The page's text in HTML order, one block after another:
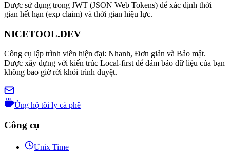
Được sử dụng trong JWT (JSON Web Tokens) để xác định thời
gian hết hạn (exp claim) và thời gian hiệu lực.
NICETOOL.DEV
Công cụ lập trình viên hiện đại: Nhanh, Đơn giản và Bảo mật.
Được xây dựng với kiến trúc Local-first để đảm bảo dữ liệu của bạn
không bao giờ rời khỏi trình duyệt.
Ủng hộ tôi ly cà phê
Công cụ
Unix Time